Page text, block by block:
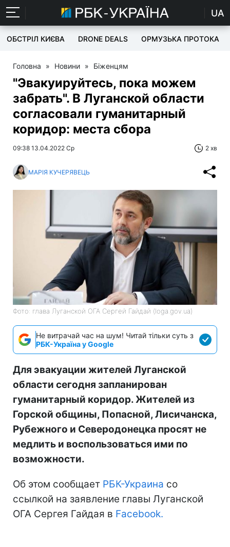
UA
ОБСТРІЛ КИЄВА DRONE DEALS ОРМУЗЬКА ПРОТОКА
Головна » Новини » Біженцям
"Эвакуируйтесь, пока можем
забрать". В Луганской области
согласовали гуманитарный
коридор: места сбора
09:38 13.04.2022 Ср 2 хв
МАРІЯ КУЧЕРЯВЕЦЬ
Фото: глава Луганской ОГА Сергей Гайдай (loga.gov.ua)
Не витрачай час на шум! Читай тільки суть з
РБК-Україна у Google
Для эвакуации жителей Луганской
области сегодня запланирован
гуманитарный коридор. Жителей из
Горской общины, Попасной, Лисичанска,
Рубежного и Северодонецка просят не
медлить и воспользоваться ими по
возможности.
Об этом сообщает РБК-Украина со
ссылкой на заявление главы Луганской
ОГА Сергея Гайдая в Facebook.